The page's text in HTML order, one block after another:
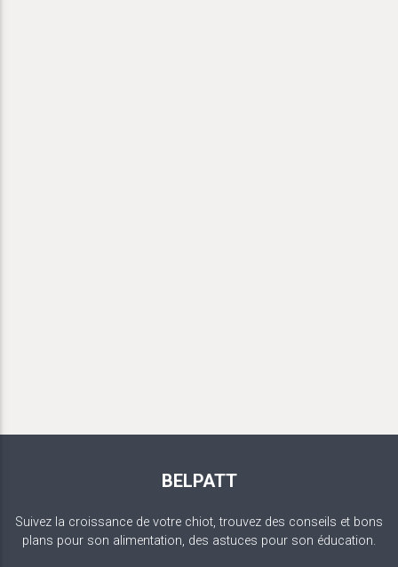
BELPATT
Suivez la croissance de votre chiot, trouvez des conseils et bons
plans pour son alimentation, des astuces pour son éducation.